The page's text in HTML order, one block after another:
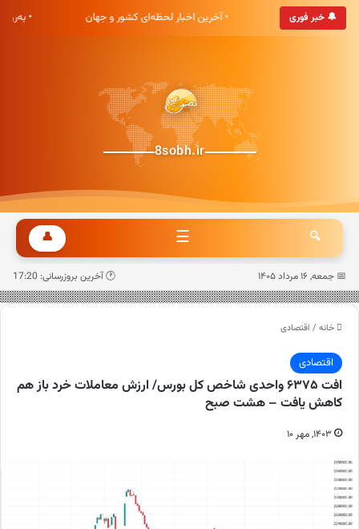
🔔 خبر فوری
صبح خوش آمدید • آخرین اخبار لحظه‌ای کشور و جهان •
8sobh.ir
🔍
☰
👤
📅 جمعه, ۱۶ مرداد ۱۴۰۵ 🕐 آخرین بروزرسانی: 17:20
خانه / اقتصادی
اقتصادی
افت ۶۳۷۵ واحدی شاخص کل بورس/ ارزش معاملات خرد باز هم
کاهش یافت – هشت صبح
۱۴۰۳, مهر ۱۰